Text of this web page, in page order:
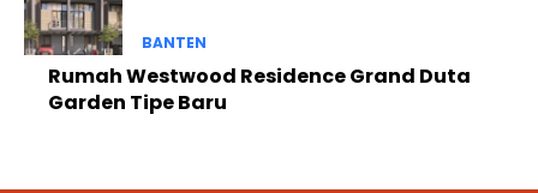
BANTEN
Rumah Westwood Residence Grand Duta
Garden Tipe Baru